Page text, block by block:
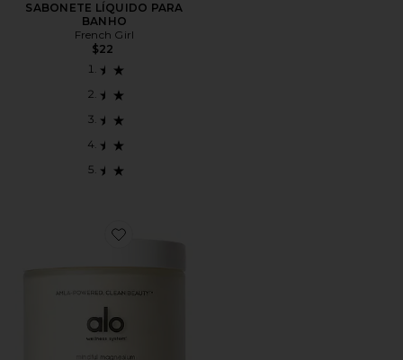
SABONETE LÍQUIDO PARA
BANHO
French Girl
$22
Favorite BANHO DE MAGNÉSIO CONSCIENTE